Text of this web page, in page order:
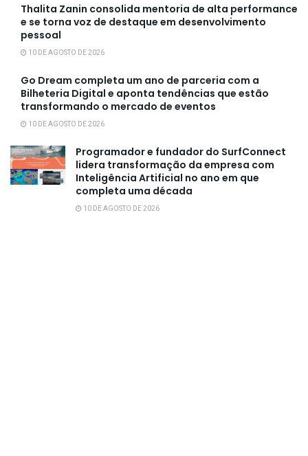
Thalita Zanin consolida mentoria de alta performance
e se torna voz de destaque em desenvolvimento
pessoal
10 DE AGOSTO DE 2026
Go Dream completa um ano de parceria com a
Bilheteria Digital e aponta tendências que estão
transformando o mercado de eventos
10 DE AGOSTO DE 2026
Programador e fundador do SurfConnect
lidera transformação da empresa com
Inteligência Artificial no ano em que
completa uma década
10 DE AGOSTO DE 2026